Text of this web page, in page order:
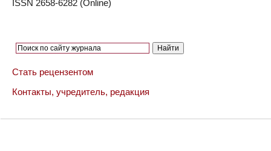
ISSN 2658-6282 (Online)
Стать рецензентом
Контакты, учредитель, редакция